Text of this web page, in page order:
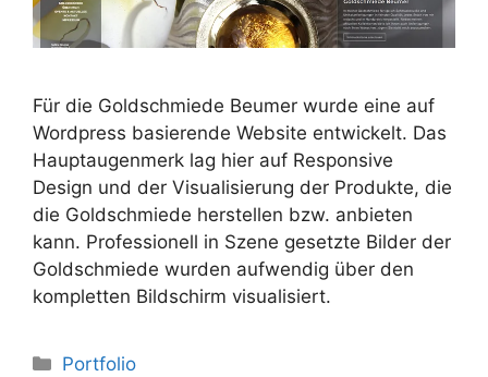
Für die Goldschmiede Beumer wurde eine auf
Wordpress basierende Website entwickelt. Das
Hauptaugenmerk lag hier auf Responsive
Design und der Visualisierung der Produkte, die
die Goldschmiede herstellen bzw. anbieten
kann. Professionell in Szene gesetzte Bilder der
Goldschmiede wurden aufwendig über den
kompletten Bildschirm visualisiert.
Kategorien
Portfolio